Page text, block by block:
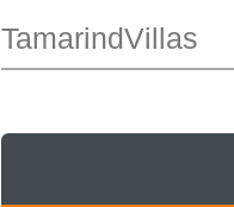
TamarindVillas